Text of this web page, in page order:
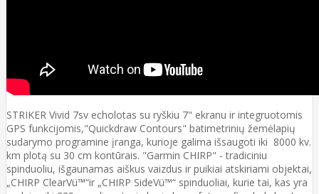
STRIKER Vivid 7sv echolotas su ryškiu 7" ekranu ir integruotomis
GPS funkcijomis,"Quickdraw Contours" batimetrinių žemėlapių
sudarymo programine įranga, kurioje galima išsaugoti iki 8000 kv.
km plotą su 30 cm kontūrais. "Garmin CHIRP" - tradiciniu
spinduoliu, išgaunamas aiškus vaizdus ir puikiai atskiriami objektai,
„CHIRP ClearVü™“ir „CHIRP SideVü™“ spinduoliai, kurie tai, kas yra